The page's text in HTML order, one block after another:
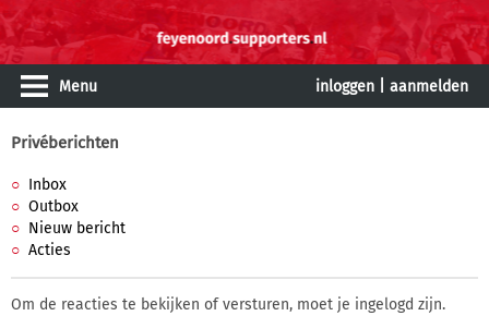
Menu inloggen aanmelden
Privéberichten
Inbox
Outbox
Nieuw bericht
Acties
Om de reacties te bekijken of versturen, moet je ingelogd zijn.